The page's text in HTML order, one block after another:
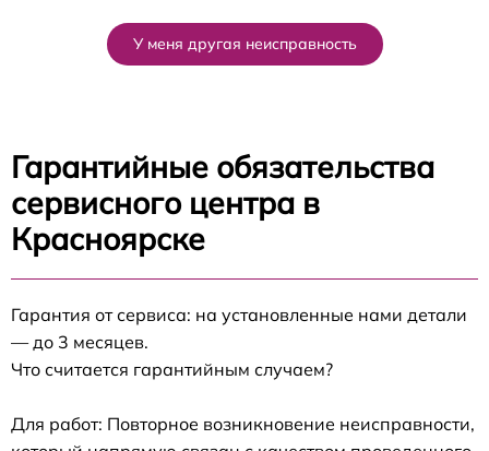
У меня другая неисправность
Гарантийные обязательства
сервисного центра в
Красноярске
Гарантия от сервиса: на установленные нами детали
— до 3 месяцев.
Что считается гарантийным случаем?
Для работ: Повторное возникновение неисправности,